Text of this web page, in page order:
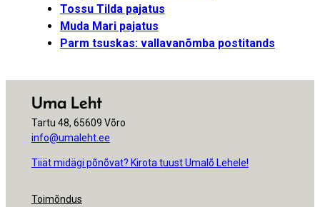
Tossu Tilda pajatus
Muda Mari pajatus
Parm tsuskas: vallavanõmba postitands
Uma Leht
Tartu 48, 65609 Võro
info@umaleht.ee
Tiiät midägi põnõvat? Kirota tuust Umalõ Lehele!
Toimõndus